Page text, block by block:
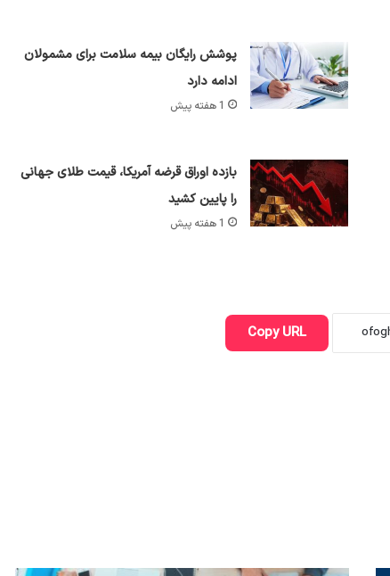
پوشش رایگان بیمه سلامت برای مشمولان
ادامه دارد
1 هفته پیش
بازده اوراق قرضه آمریکا، قیمت طلای جهانی
را پایین کشید
1 هفته پیش
Copy URL